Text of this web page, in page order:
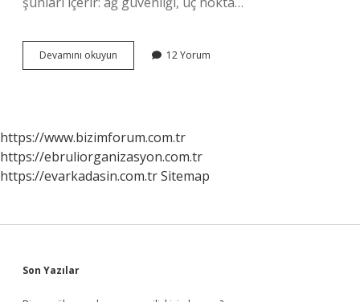
Devamını okuyun
Güvenliği
12 Yorum
https://www.bizimforum.com.tr
https://ebruliorganizasyon.com.tr
https://evarkadasin.com.trSitemap
Sidebar
Son Yazılar